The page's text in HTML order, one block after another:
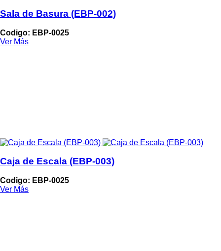
Sala de Basura (EBP-002)
Codigo: EBP-0025
Ver Más
Caja de Escala (EBP-003)
Codigo: EBP-0025
Ver Más